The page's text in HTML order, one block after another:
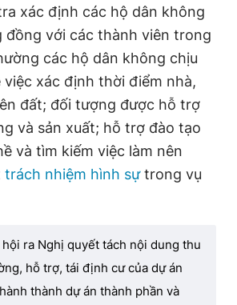
xác định các hộ dân không
đồng với các thành viên trong
các hộ dân không chịu
xác định thời điểm nhà,
đất; đối tượng được hỗ trợ
và sản xuất; hỗ trợ đào tạo
và tìm kiếm việc làm nên
trách nhiệm hình sựtrong vụ
hội ra Nghị quyết tách nội dung thu
hỗ trợ, tái định cư của dự án
thành dự án thành phần và